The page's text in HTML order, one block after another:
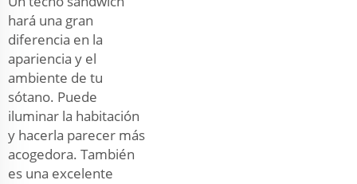
hará una gran
diferencia en la
apariencia y el
ambiente de tu
sótano. Puede
iluminar la habitación
y hacerla parecer más
acogedora. También
es una excelente